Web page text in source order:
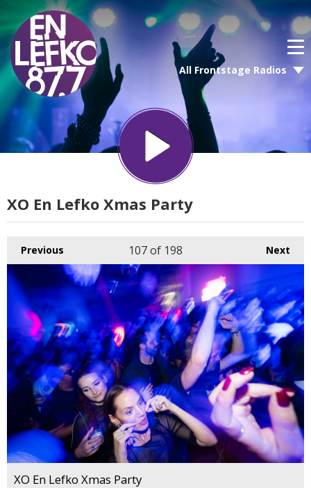
All Frontstage Radios
XO En Lefko Xmas Party
Previous Next
107of 198
XO En Lefko Xmas Party